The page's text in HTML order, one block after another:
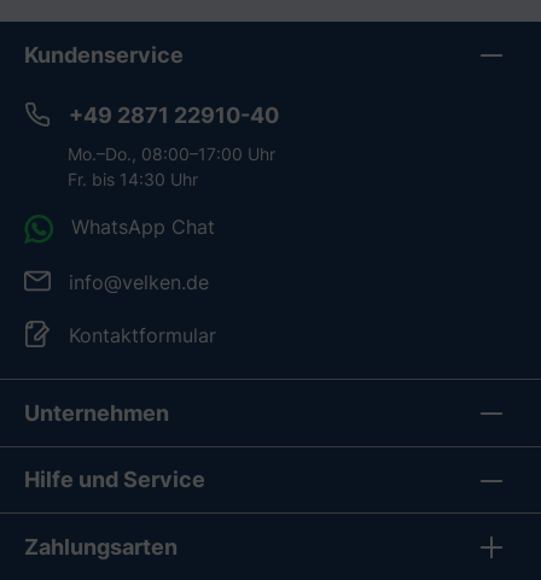
Unternehmen
Hilfe und Service
Kundenservice
+49 2871 22910-40
Mo.–Do., 08:00–17:00 Uhr
Fr. bis 14:30 Uhr
WhatsApp Chat
info@velken.de
Kontaktformular
Zahlungsarten